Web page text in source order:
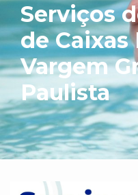
Serviços
de Caixas
Vargem
Paulista